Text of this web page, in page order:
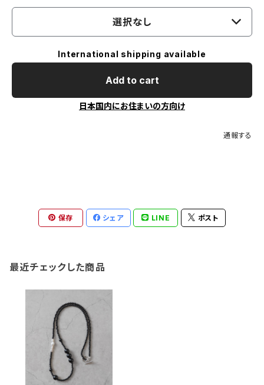
選択なし
International shipping available
Add to cart
日本国内にお住まいの方向け
通報する
保存 シェア LINE ポスト
最近チェックした商品